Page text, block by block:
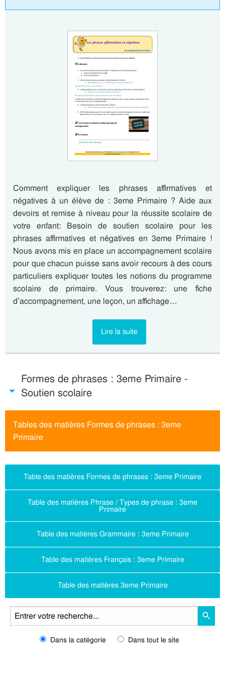
Comment expliquer les phrases affirmatives et
négatives à un élève de : 3eme Primaire ? Aide aux
devoirs et remise à niveau pour la réussite scolaire de
votre enfant: Besoin de soutien scolaire pour les
phrases affirmatives et négatives en 3eme Primaire !
Nous avons mis en place un accompagnement scolaire
pour que chacun puisse sans avoir recours à des cours
particuliers expliquer toutes les notions du programme
scolaire de primaire. Vous trouverez: une fiche
d’accompagnement, une leçon, un affichage…
Lire la suite
Formes de phrases : 3eme Primaire -
Soutien scolaire
Tables des matières Formes de phrases : 3eme
Primaire
Table des matières Formes de phrases : 3eme Primaire
Table des matières Phrase / Types de phrase : 3eme
Primaire
Table des matières Grammaire : 3eme Primaire
Table des matières Français : 3eme Primaire
Table des matières 3eme Primaire
Dans la catégorie Dans tout le site